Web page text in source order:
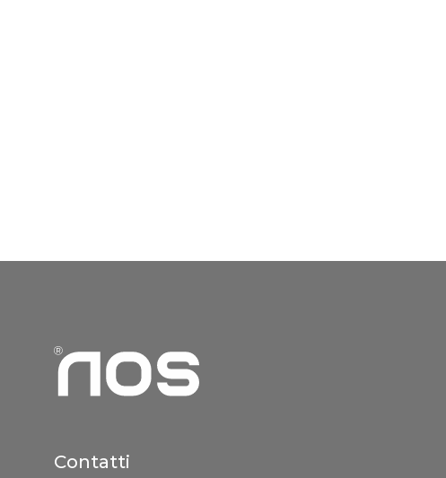
Contatti